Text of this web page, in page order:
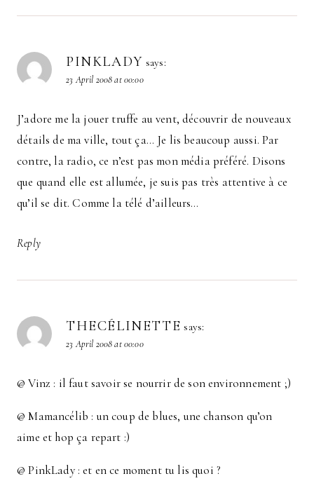
PINKLADY says:
23 April 2008 at 00:00
J’adore me la jouer truffe au vent, découvrir de nouveaux
détails de ma ville, tout ça… Je lis beaucoup aussi. Par
contre, la radio, ce n’est pas mon média préféré. Disons
que quand elle est allumée, je suis pas très attentive à ce
qu’il se dit. Comme la télé d’ailleurs…
Reply
THECÉLINETTE says:
23 April 2008 at 00:00
@ Vinz : il faut savoir se nourrir de son environnement ;)
@ Mamancélib : un coup de blues, une chanson qu’on
aime et hop ça repart :)
@ PinkLady : et en ce moment tu lis quoi ?